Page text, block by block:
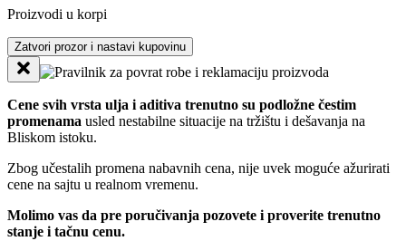
Proizvodi u korpi
Zatvori prozor i nastavi kupovinu
Cene svih vrsta ulja i aditiva trenutno su podložne čestim
promenama usled nestabilne situacije na tržištu i dešavanja na
Bliskom istoku.
Zbog učestalih promena nabavnih cena, nije uvek moguće ažurirati
cene na sajtu u realnom vremenu.
Molimo vas da pre poručivanja pozovete i proverite trenutno
stanje i tačnu cenu.